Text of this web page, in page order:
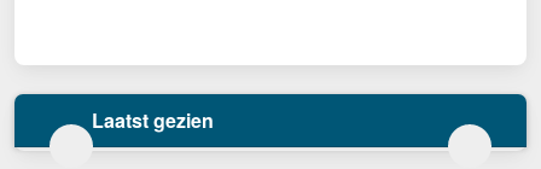
Laatst gezien